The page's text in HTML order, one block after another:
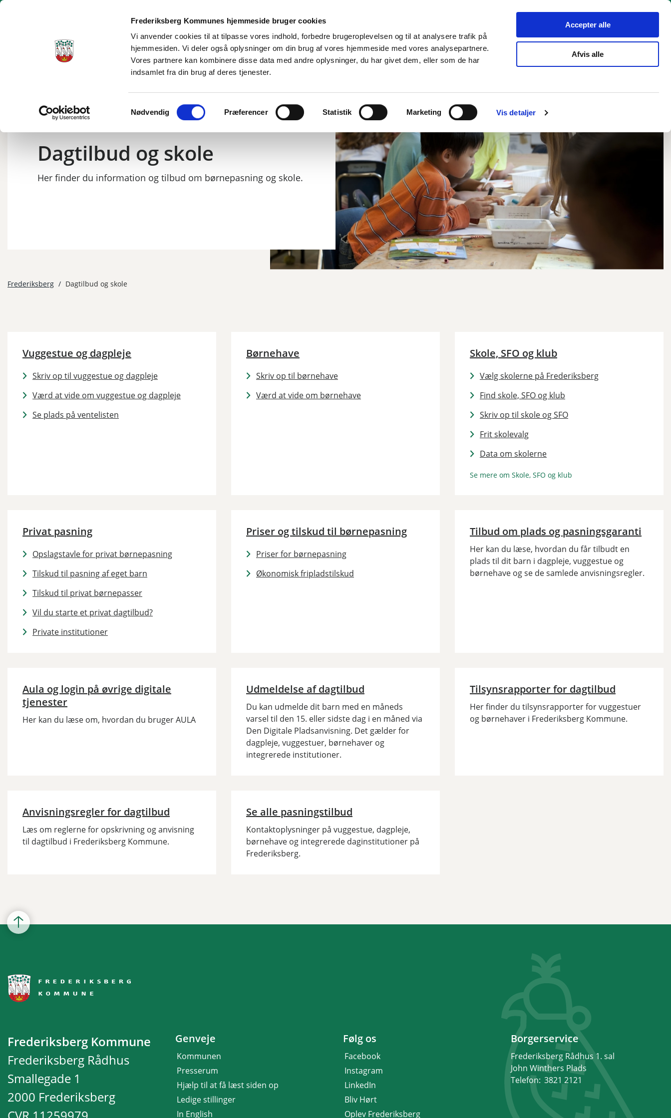
Frederiksberg Kommunes hjemmeside bruger cookies
Vi anvender cookies til at tilpasse vores indhold, forbedre brugeroplevelsen og til at analysere trafik på
hjemmesiden. Vi deler også oplysninger om din brug af vores hjemmeside med vores analysepartnere.
Vores partnere kan kombinere disse data med andre oplysninger, du har givet dem, eller som de har
indsamlet fra din brug af deres tjenester.
Nødvendig Præferencer Statistik Marketing Vis detaljer
Accepter alle
Afvis alle
Borgerservice Dagtilbud og skole Social og sundhed By, bolig og miljø Fritid og oplevelser Job og ledighed
Dagtilbud og skole
Her finder du information og tilbud om børnepasning og skole.
Frederiksberg / Dagtilbud og skole
Vuggestue og dagpleje
Skriv op til vuggestue og dagpleje
Værd at vide om vuggestue og dagpleje
Se plads på ventelisten
Børnehave
Skriv op til børnehave
Værd at vide om børnehave
Skole, SFO og klub
Vælg skolerne på Frederiksberg
Find skole, SFO og klub
Skriv op til skole og SFO
Frit skolevalg
Data om skolerne
Se mere om Skole, SFO og klub
Privat pasning
Opslagstavle for privat børnepasning
Tilskud til pasning af eget barn
Tilskud til privat børnepasser
Vil du starte et privat dagtilbud?
Private institutioner
Priser og tilskud til børnepasning
Priser for børnepasning
Økonomisk fripladstilskud
Tilbud om plads og pasningsgaranti
Her kan du læse, hvordan du får tilbudt en
plads til dit barn i dagpleje, vuggestue og
børnehave og se de samlede anvisningsregler.
Aula og login på øvrige digitale
tjenester
Her kan du læse om, hvordan du bruger AULA
Udmeldelse af dagtilbud
Du kan udmelde dit barn med en måneds
varsel til den 15. eller sidste dag i en måned via
Den Digitale Pladsanvisning. Det gælder for
dagpleje, vuggestuer, børnehaver og
integrerede institutioner.
Tilsynsrapporter for dagtilbud
Her finder du tilsynsrapporter for vuggestuer
og børnehaver i Frederiksberg Kommune.
Anvisningsregler for dagtilbud
Læs om reglerne for opskrivning og anvisning
til dagtilbud i Frederiksberg Kommune.
Se alle pasningstilbud
Kontaktoplysninger på vuggestue, dagpleje,
børnehave og integrerede daginstitutioner på
Frederiksberg.
Frederiksberg Kommune
Frederiksberg Rådhus
Smallegade 1
2000 Frederiksberg
Genveje
Kommunen
Presserum
Hjælp til at få læst siden op
Ledige stillinger
In English
Følg os
Facebook
Instagram
LinkedIn
Bliv Hørt
Oplev Frederiksberg
Borgerservice
Frederiksberg Rådhus 1. sal
John Winthers Plads
Telefon: 3821 2121